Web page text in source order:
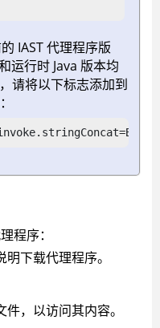
IAST 代理程序版
运行时 Java 版本均
请将以下标志添加到
程序：
明下载代理程序。
，以访问其内容。